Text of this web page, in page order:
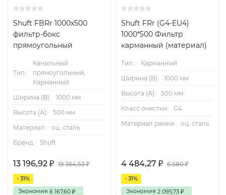
Shuft FBRr 1000x500
фильтр-бокс
прямоугольный
Тип.:
Канальный
прямоугольный,
Карманный
Ширина (B):
1000 мм
Высота (А):
500 мм
Материал:
оц. сталь
Бренд:
Shuft
13 196,92 ₽ 19 364,53₽
- 31%
Экономия 6 167,60 ₽
Shuft FRr (G4-EU4)
1000*500 Фильтр
карманный (материал)
Тип.:
Карманный
Ширина (B):
1000 мм
Высота (А):
500 мм
Класс очистки:
G4
Материал рамки:
оц. сталь
4 484,27 ₽ 6 580₽
- 31%
Экономия 2 095,73 ₽